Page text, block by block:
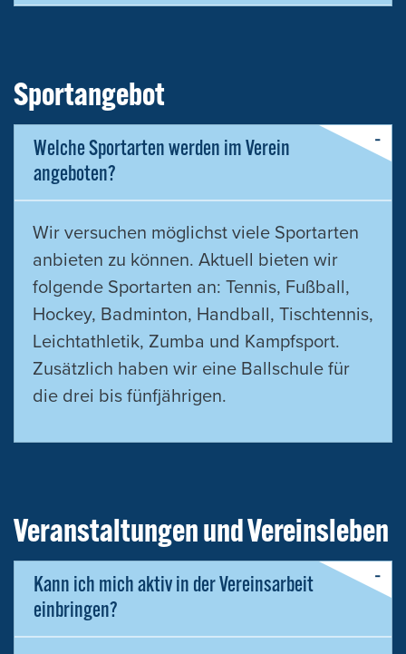
Sportangebot
Welche Sportarten werden im Verein
angeboten?
Wir versuchen möglichst viele Sportarten
anbieten zu können. Aktuell bieten wir
folgende Sportarten an: Tennis, Fußball,
Hockey, Badminton, Handball, Tischtennis,
Leichtathletik, Zumba und Kampfsport.
Zusätzlich haben wir eine Ballschule für
die drei bis fünfjährigen.
Veranstaltungen und Vereinsleben
Kann ich mich aktiv in der Vereinsarbeit
einbringen?